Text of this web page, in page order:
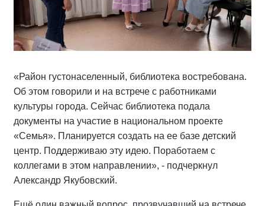
«Район густонаселенный, библиотека востребована.
Об этом говорили и на встрече с работниками
культуры города. Сейчас библиотека подала
документы на участие в национальном проекте
«Семья». Планируется создать на ее базе детский
центр. Поддерживаю эту идею. Поработаем с
коллегами в этом направлении», - подчеркнул
Александр Якубовский.